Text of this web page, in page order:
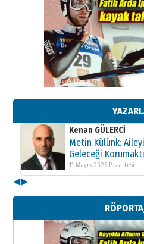
Kenan GÜLERCİ
Metin Külünk: Aileyi
11 Mayıs 2026 Pazartesi
Kenan GÜLERCİ
Metin Külünk:
Geleceği
11 Mayıs 2026 Pazartesi
Metin Külünk:
Geleceği
11 Mayıs 2026 Pazartesi
◀▶